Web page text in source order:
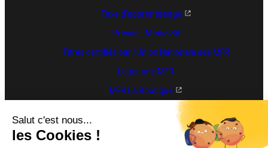
Taxe d'apprentissage
Presse - Média Kit
Titres certifiés par l’Union Nationale des MFR
Louer une MFR
MFR La Boutique
Trouver une formation